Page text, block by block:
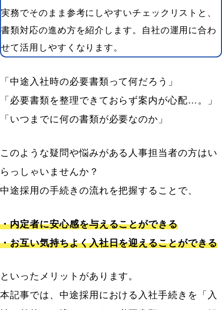
実務でそのまま参考にしやすいチェックリストと、
書類対応の進め方を紹介します。自社の運用に合わ
せて活用しやすくなります。
「中途入社時の必要書類って何だろう」
「必要書類を整理できておらず案内が心配…。」
「いつまでに何の書類が必要なのか」
このような疑問や悩みがある人事担当者の方はい
らっしゃいませんか？
中途採用の手続きの流れを把握することで、
・内定者に安心感を与えることができる
・お互い気持ちよく入社日を迎えることができる
といったメリットがあります。
本記事では、中途採用における入社手続きを「入